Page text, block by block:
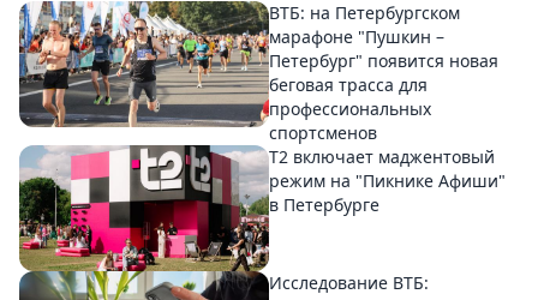
ВТБ: на Петербургском
марафоне "Пушкин –
Петербург" появится новая
беговая трасса для
профессиональных
спортсменов
Т2 включает маджентовый
режим на "Пикнике Афиши"
в Петербурге
Исследование ВТБ: